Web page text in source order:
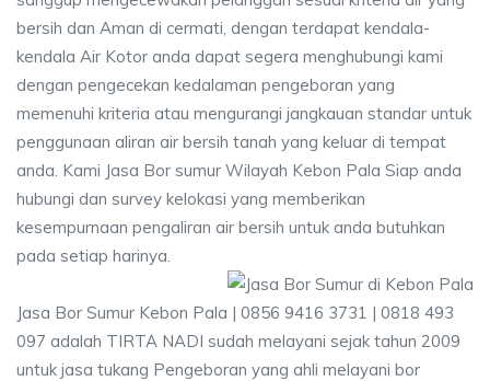
bersih dan Aman di cermati, dengan terdapat kendala-
kendala Air Kotor anda dapat segera menghubungi kami
dengan pengecekan kedalaman pengeboran yang
memenuhi kriteria atau mengurangi jangkauan standar untuk
penggunaan aliran air bersih tanah yang keluar di tempat
anda. Kami Jasa Bor sumur Wilayah Kebon Pala Siap anda
hubungi dan survey kelokasi yang memberikan
kesempurnaan pengaliran air bersih untuk anda butuhkan
pada setiap harinya.
Jasa Bor Sumur Kebon Pala | 0856 9416 3731 | 0818 493
097 adalah TIRTA NADI sudah melayani sejak tahun 2009
untuk jasa tukang Pengeboran yang ahli melayani bor